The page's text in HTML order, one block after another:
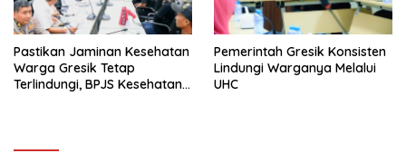
Pastikan Jaminan Kesehatan
Warga Gresik Tetap
Terlindungi, BPJS Kesehatan
Pemerintah Gresik Konsisten
Lindungi Warganya Melalui
UHC